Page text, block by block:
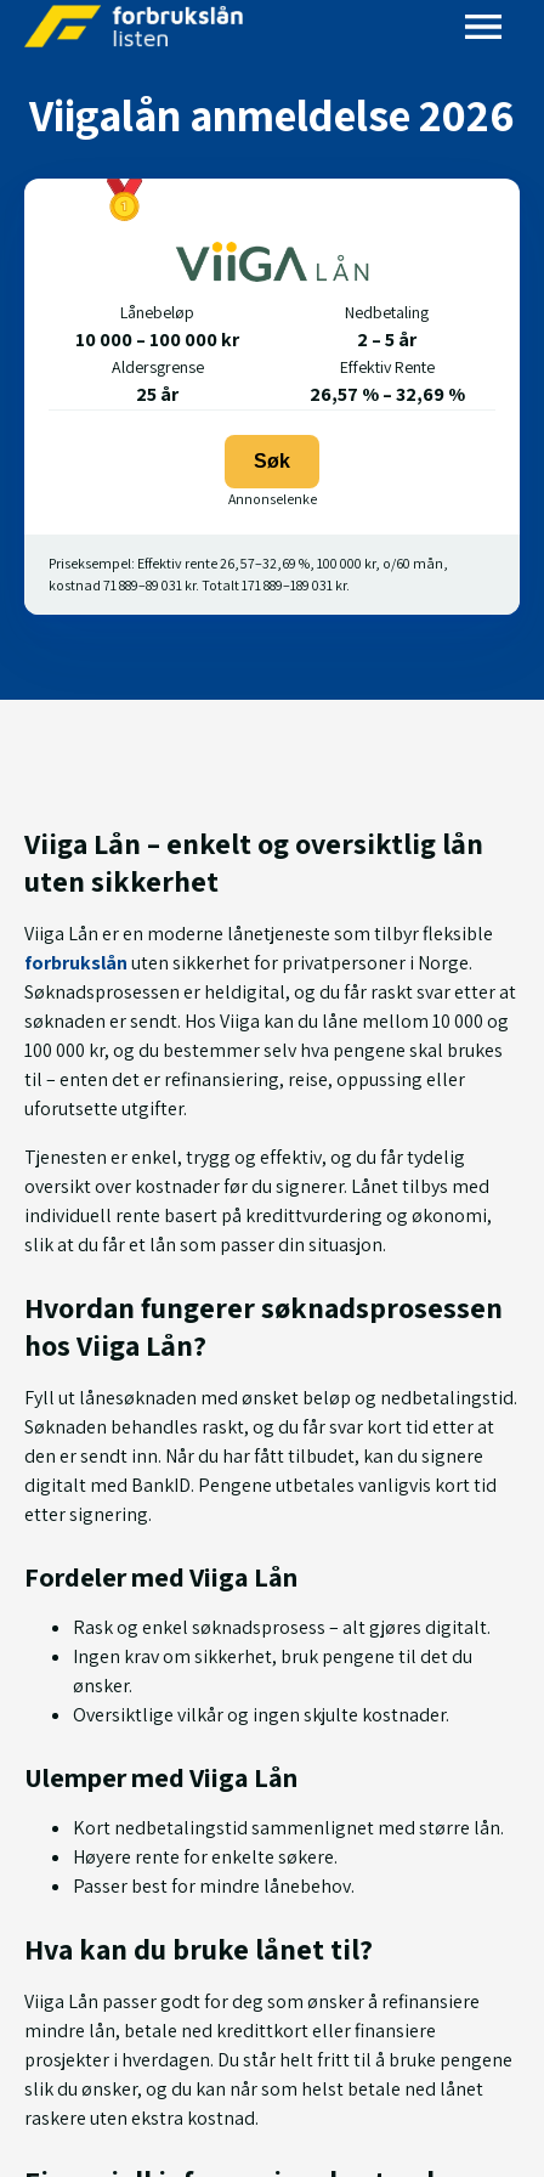
Viigalån anmeldelse 2026
Lånebeløp
10 000 – 100 000 kr
Nedbetaling
2 – 5 år
Aldersgrense
25 år
Effektiv Rente
26,57 % – 32,69 %
Søk
Priseksempel: Effektiv rente 26,57–32,69 %, 100 000 kr, o/60 mån,
kostnad 71 889–89 031 kr. Totalt 171 889–189 031 kr.
Viiga Lån – enkelt og oversiktlig lån
uten sikkerhet
Viiga Lån er en moderne lånetjeneste som tilbyr fleksible
forbrukslånuten sikkerhet for privatpersoner i Norge.
Søknadsprosessen er heldigital, og du får raskt svar etter at
søknaden er sendt. Hos Viiga kan du låne mellom 10 000 og
100 000 kr, og du bestemmer selv hva pengene skal brukes
til – enten det er refinansiering, reise, oppussing eller
uforutsette utgifter.
Tjenesten er enkel, trygg og effektiv, og du får tydelig
oversikt over kostnader før du signerer. Lånet tilbys med
individuell rente basert på kredittvurdering og økonomi,
slik at du får et lån som passer din situasjon.
Hvordan fungerer søknadsprosessen
hos Viiga Lån?
Fyll ut lånesøknaden med ønsket beløp og nedbetalingstid.
Søknaden behandles raskt, og du får svar kort tid etter at
den er sendt inn. Når du har fått tilbudet, kan du signere
digitalt med BankID. Pengene utbetales vanligvis kort tid
etter signering.
Fordeler med Viiga Lån
Rask og enkel søknadsprosess – alt gjøres digitalt.
Ingen krav om sikkerhet, bruk pengene til det du
ønsker.
Oversiktlige vilkår og ingen skjulte kostnader.
Ulemper med Viiga Lån
Kort nedbetalingstid sammenlignet med større lån.
Høyere rente for enkelte søkere.
Passer best for mindre lånebehov.
Hva kan du bruke lånet til?
Viiga Lån passer godt for deg som ønsker å refinansiere
mindre lån, betale ned kredittkort eller finansiere
prosjekter i hverdagen. Du står helt fritt til å bruke pengene
slik du ønsker, og du kan når som helst betale ned lånet
raskere uten ekstra kostnad.